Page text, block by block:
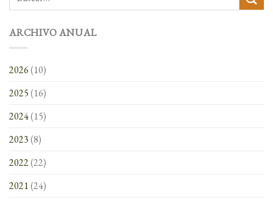
ARCHIVO ANUAL
2026(10)
2025(16)
2024(15)
2023(8)
2022(22)
2021(24)